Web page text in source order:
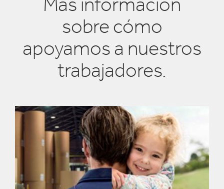
sobre cómo
apoyamos a nuestros
trabajadores.